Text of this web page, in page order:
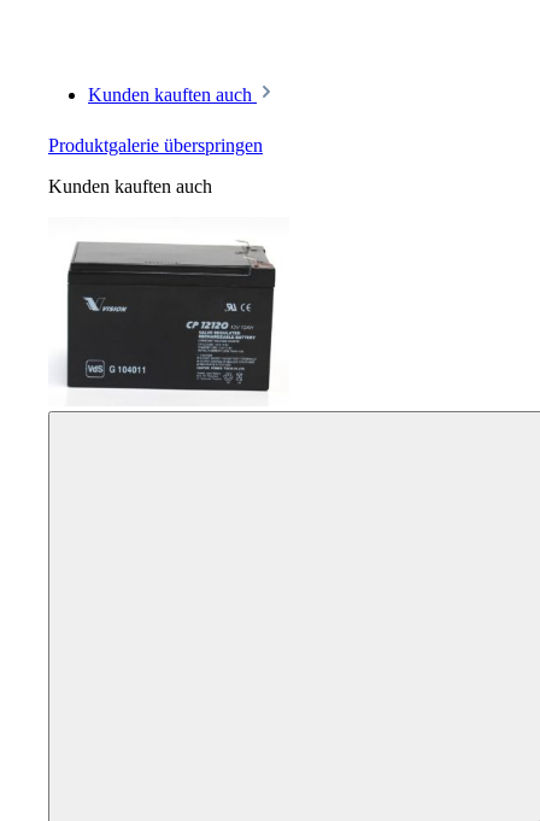
Kunden kauften auch
Produktgalerie überspringen
Kunden kauften auch